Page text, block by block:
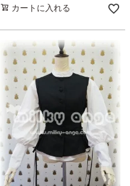
カートに入れる